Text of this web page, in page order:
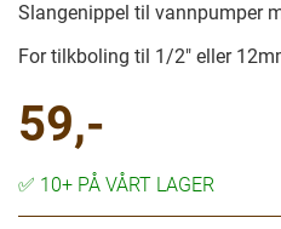
Slangenippel til vannpumper
For tilkboling til 1/2" eller
59,-
✅ 10+ PÅ VÅRT LAGER